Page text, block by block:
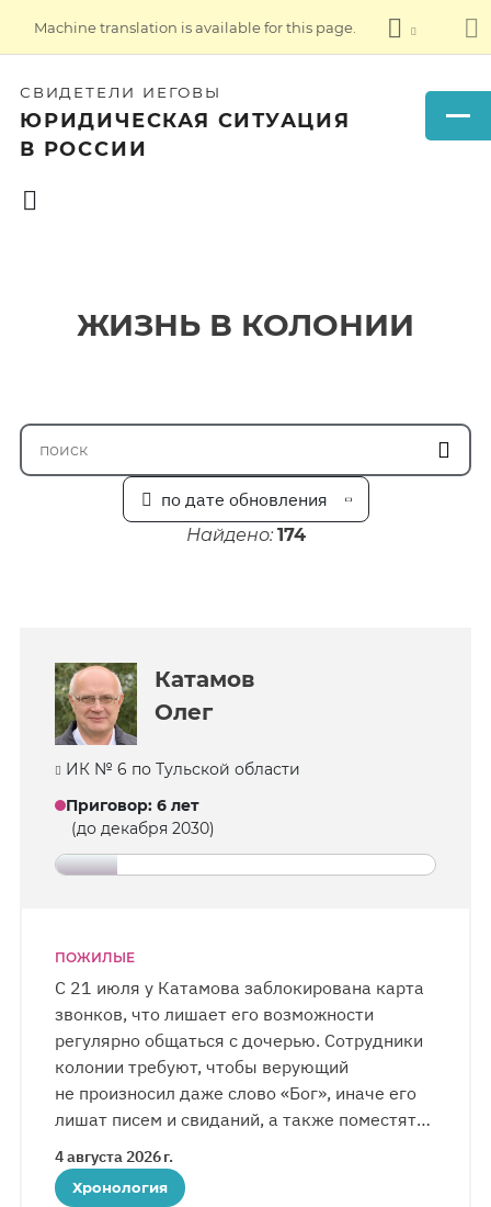
Machine translation is available for this page.
СВИДЕТЕЛИ ИЕГОВЫ
ЮРИДИЧЕСКАЯ СИТУАЦИЯ
В РОССИИ
ЖИЗНЬ В КОЛОНИИ
по дате обновления
Найдено: 174
Катамов
Олег
ИК № 6 по Тульской области
Приговор: 6 лет
(до декабря 2030)
ПОЖИЛЫЕ
С 21 июля у Катамова заблокирована карта
звонков, что лишает его возможности
регулярно общаться с дочерью. Сотрудники
колонии требуют, чтобы верующий
не произносил даже слово «Бог», иначе его
лишат писем и свиданий, а также поместят
в ШИЗО. Письма и сейчас ему передают
в основном только от дочери. Библии
у Катамова по-прежнему нет.
4 августа 2026 г.
Хронология